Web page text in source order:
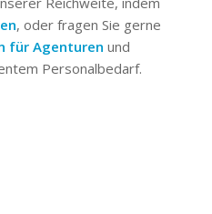
, oder fragen Sie gerne
für Agenturen und
Personalbedarf.